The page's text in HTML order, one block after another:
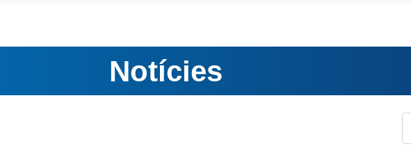
Notícies